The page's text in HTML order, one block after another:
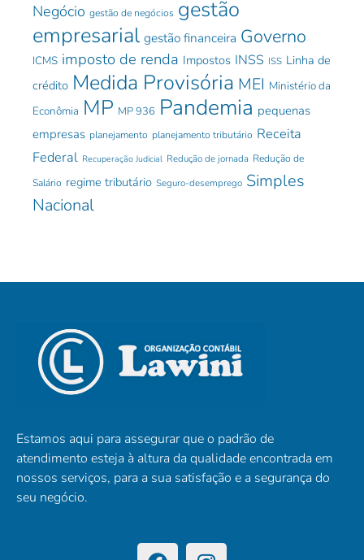
Negócio gestão de negócios gestão
empresarial gestão financeira Governo
ICMS imposto de renda Impostos INSS ISS Linha de
crédito Medida Provisória MEI Ministério da
Econômia MP MP 936 Pandemia pequenas
empresas planejamento planejamento tributário Receita
Federal Recuperação Judicial Redução de jornada Redução de
Salário regime tributário Seguro-desemprego Simples
Nacional
Estamos aqui para assegurar que o padrão de
atendimento esteja à altura da qualidade encontrada em
nossos serviços, para a sua satisfação e a segurança do
seu negócio.